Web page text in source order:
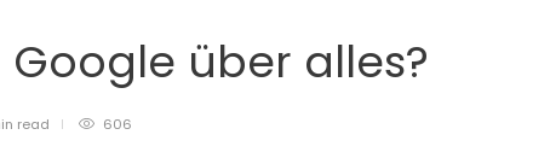
Google über alles?
read 606